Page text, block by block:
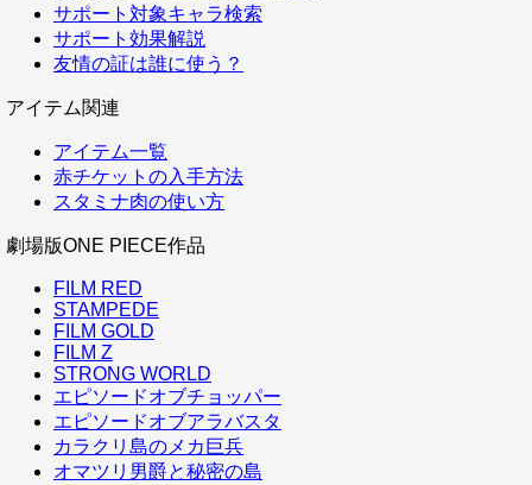
サポート対象キャラ検索
サポート効果解説
友情の証は誰に使う？
アイテム関連
アイテム一覧
赤チケットの入手方法
スタミナ肉の使い方
劇場版ONE PIECE作品
FILM RED
STAMPEDE
FILM GOLD
FILM Z
STRONG WORLD
エピソードオブチョッパー
エピソードオブアラバスタ
カラクリ島のメカ巨兵
オマツリ男爵と秘密の島